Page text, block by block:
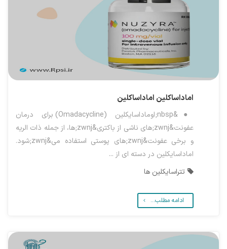
اماداساکلین اماداساکلین
●&nbsp;اوماداسایکلین (Omadacycline) برای درمان
عفونت&zwnj;های ناشی از باکتری&zwnj;ها، از جمله ذات الریه
و برخی عفونت&zwnj;های پوستی استفاده می&zwnj;شود.
اماداسایکلین در دسته ای از ...
تتراسایکلین ها
ادامه مطلب...